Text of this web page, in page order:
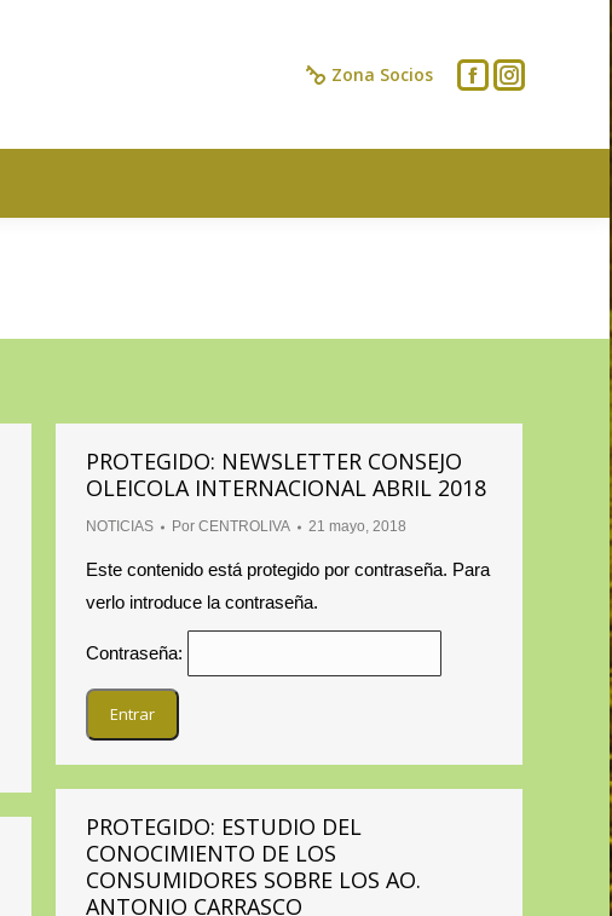
Zona Socios
PROTEGIDO: NEWSLETTER CONSEJO
OLEICOLA INTERNACIONAL ABRIL 2018
NOTICIAS Por CENTROLIVA 21 mayo, 2018
Este contenido está protegido por contraseña. Para
verlo introduce la contraseña.
Contraseña:
PROTEGIDO: ESTUDIO DEL
CONOCIMIENTO DE LOS
CONSUMIDORES SOBRE LOS AO.
ANTONIO CARRASCO